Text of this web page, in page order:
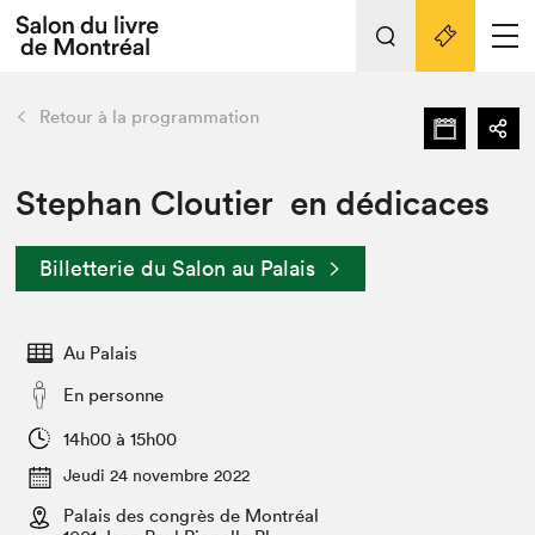
Espace médias
Espace exposant⋅e⋅s
Tout sur l'édition 2022
Actualités
Vidéos et Balados
Club de lecture Braindate
retour Nos activités
Édition 2022
Nous connaître
Projets partenaires 2022
Archives
Liens pratiques
Retour à la programmation
Stephan Cloutier en dédicaces
Billetterie du Salon au Palais
Au Palais
En personne
14h00 à 15h00
Jeudi 24 novembre 2022
Palais des congrès de Montréal